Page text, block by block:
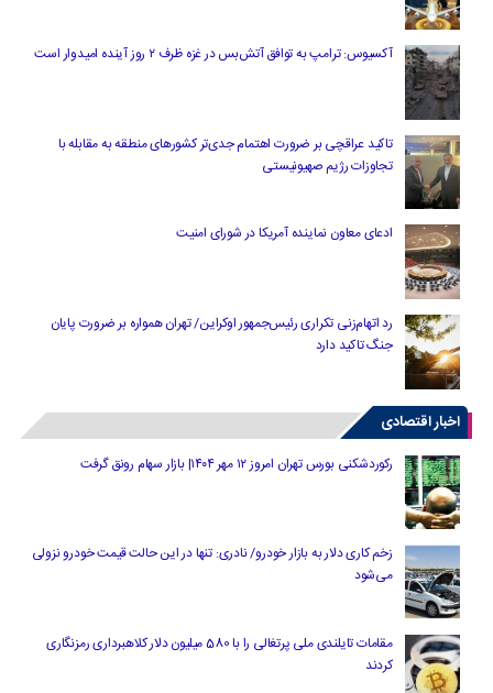
آکسیوس: ترامپ به توافق آتش‌بس در غزه ظرف ۲ روز آینده امیدوار است
تاکید عراقچی بر ضرورت اهتمام جدی‌تر کشورهای منطقه به مقابله با
تجاوزات رژیم صهیونیستی
ادعای معاون نماینده آمریکا در شورای امنیت
رد اتهام‌زنی تکراری رئیس‌جمهور اوکراین/ تهران همواره بر ضرورت پایان
جنگ تاکید دارد
اخبار اقتصادی
رکوردشکنی بورس تهران امروز ۱۲ مهر ۱۴۰۴| بازار سهام رونق گرفت
زخم کاری دلار به بازار خودرو/ نادری: تنها در این حالت قیمت خودرو نزولی
می‌شود
مقامات تایلندی ملی پرتغالی را با 580 میلیون دلار کلاهبرداری رمزنگاری
کردند